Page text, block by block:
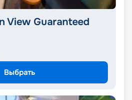
View Guaranteed
Выбрать